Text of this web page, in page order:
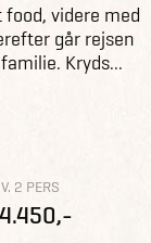
videre med
går rejsen
Kryds...
2 PERS